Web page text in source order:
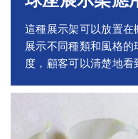
這種展示架可以放置
展示不同種類和風格
度，顧客可以清楚地